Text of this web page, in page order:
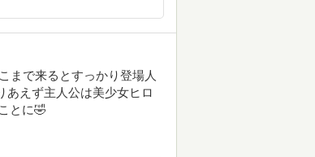
まで来るとすっかり登場人
あえず主人公は美少女ヒロ
とに🤣